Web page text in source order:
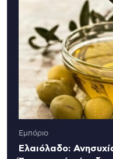
Εμπόριο
Ελαιόλαδο: